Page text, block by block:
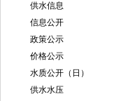
供水信息
信息公开
政策公示
价格公示
水质公开（日）
供水水压